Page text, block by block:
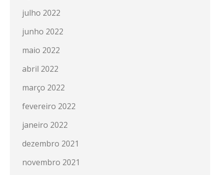
julho 2022
junho 2022
maio 2022
abril 2022
março 2022
fevereiro 2022
janeiro 2022
dezembro 2021
novembro 2021